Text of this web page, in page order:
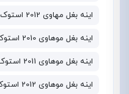
اینه بغل مهاوی 2012 استوک
اینه بغل موهاوی 2010 استوک
اینه بغل موهاوی 2011 استوک
اینه بغل موهاوی 2012 استوک